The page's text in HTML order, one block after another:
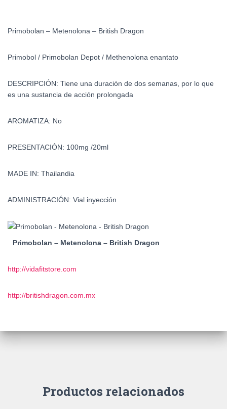
Primobolan – Metenolona – British Dragon
Primobol / Primobolan Depot / Methenolona enantato
DESCRIPCIÓN: Tiene una duración de dos semanas, por lo que
es una sustancia de acción prolongada
AROMATIZA: No
PRESENTACIÓN: 100mg /20ml
MADE IN: Thailandia
ADMINISTRACIÓN: Vial inyección
Primobolan – Metenolona – British Dragon
http://vidafitstore.com
http://britishdragon.com.mx
Productos relacionados